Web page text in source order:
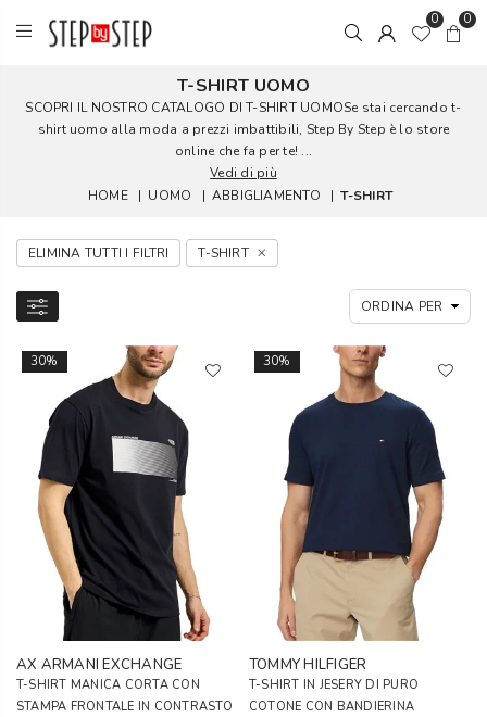
0 0
T-SHIRT UOMO
SCOPRI IL NOSTRO CATALOGO DI T-SHIRT UOMOSe stai cercando t-
shirt uomo alla moda a prezzi imbattibili, Step By Step è lo store
online che fa per te! ...
Vedi di più
HOME
| UOMO | ABBIGLIAMENTO | T-SHIRT
ELIMINA TUTTI I FILTRI T-SHIRT
30%
AX ARMANI EXCHANGE
T-SHIRT MANICA CORTA CON
STAMPA FRONTALE IN CONTRASTO
30%
TOMMY HILFIGER
T-SHIRT IN JESERY DI PURO
COTONE CON BANDIERINA